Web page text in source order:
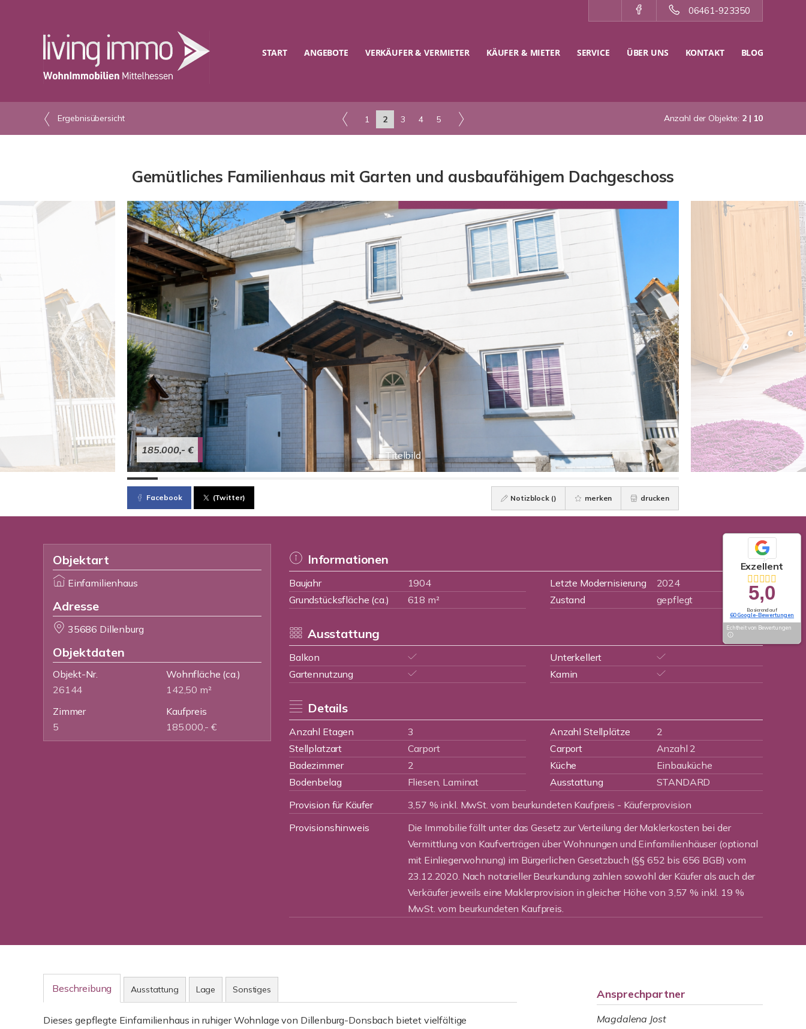
06461-923350
START ANGEBOTE VERKÄUFER & VERMIETER KÄUFER & MIETER SERVICE ÜBER UNS KONTAKT BLOG
Ergebnisübersicht 1 2 3 4 5 Anzahl der Objekte: 2 | 10
Gemütliches Familienhaus mit Garten und ausbaufähigem Dachgeschoss
Titelbild
185.000,- €
Facebook (Twitter) Notizblock () merken drucken
Objektart
Einfamilienhaus
Adresse
35686 Dillenburg
Objektdaten
Objekt-Nr.
26144
Wohnfläche (ca.)
142,50 m²
Zimmer
5
Kaufpreis
185.000,- €
Informationen
Baujahr 1904 Letzte Modernisierung
2024
Grundstücksfläche (ca.)
618 m² Zustand gepflegt
Ausstattung
Balkon
Unterkellert
Gartennutzung
Kamin
Details
Anzahl Etagen 3 Anzahl Stellplätze
2
Stellplatzart
Carport Carport
Anzahl 2
Badezimmer
2 Küche
Einbauküche
Bodenbelag
Fliesen, Laminat Ausstattung
STANDARD
Provision für Käufer
3,57 % inkl. MwSt. vom beurkundeten Kaufpreis - Käuferprovision
Provisionshinweis
Die Immobilie fällt unter das Gesetz zur Verteilung der Maklerkosten bei der
Vermittlung von Kaufverträgen über Wohnungen und Einfamilienhäuser (optional
mit Einliegerwohnung) im Bürgerlichen Gesetzbuch (§§ 652 bis 656 BGB) vom
23.12.2020. Nach notarieller Beurkundung zahlen sowohl der Käufer als auch der
Verkäufer jeweils eine Maklerprovision in gleicher Höhe von 3,57 % inkl. 19 %
MwSt. vom beurkundeten Kaufpreis.
Beschreibung Ausstattung Lage Sonstiges
Dieses gepflegte Einfamilienhaus in ruhiger Wohnlage von Dillenburg-Donsbach bietet vielfältige
Ansprechpartner
Magdalena Jost
Exzellent
5,0
Basierend auf
60 Google-Bewertungen
Echtheit von Bewertungen